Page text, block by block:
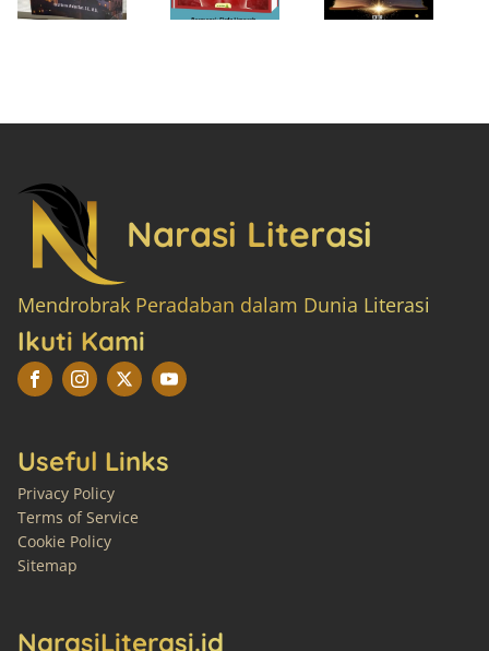
Narasi Literasi
Mendrobrak Peradaban dalam Dunia Literasi
Ikuti Kami
Useful Links
Privacy Policy
Terms of Service
Cookie Policy
Sitemap
NarasiLiterasi.id